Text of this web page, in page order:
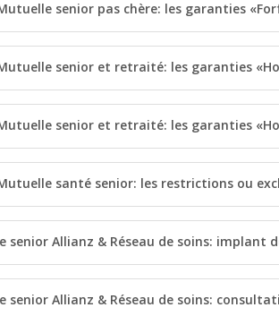
senior pas chère: les garanties
senior et retraité: les garanties
senior et retraité: les garanties
santé senior: les restrictions ou
senior Allianz & Réseau de soins: implant
senior Allianz & Réseau de soins: